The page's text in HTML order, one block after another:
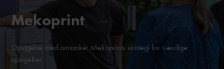
Mekoprint
Opsigelse med omtanke: Mekoprints strategi for værdige
opsigelser